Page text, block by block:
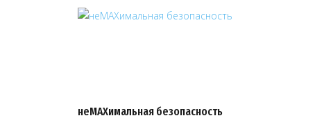
неMAXимальная безопасность